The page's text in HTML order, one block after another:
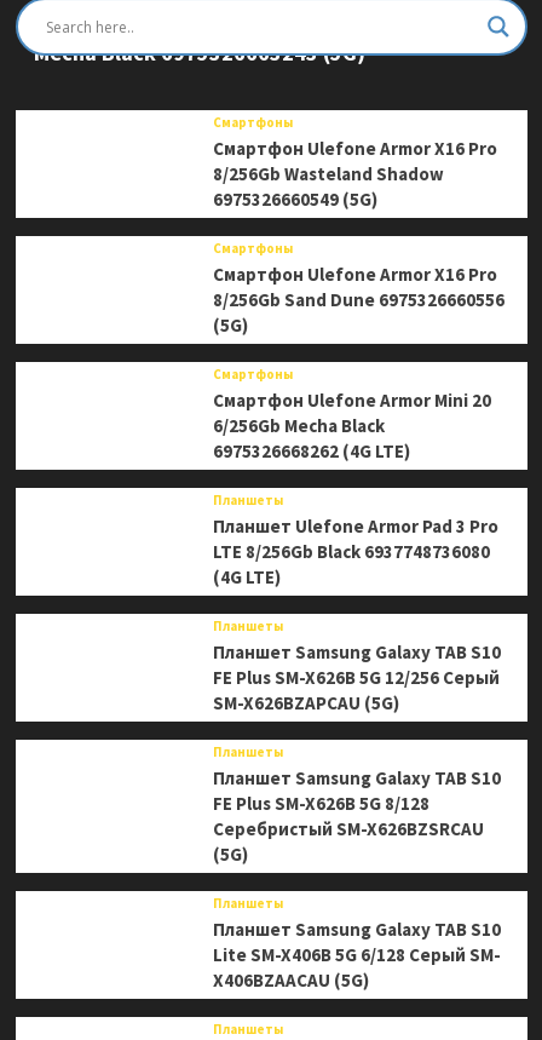
Смартфон Ulefone Armor Mini 20 Pro 8/256Gb
Mecha Black 6975326663243 (5G)
Смартфоны
Смартфон Ulefone Armor X16 Pro
8/256Gb Wasteland Shadow
6975326660549 (5G)
Смартфоны
Смартфон Ulefone Armor X16 Pro
8/256Gb Sand Dune 6975326660556
(5G)
Смартфоны
Смартфон Ulefone Armor Mini 20
6/256Gb Mecha Black
6975326668262 (4G LTE)
Планшеты
Планшет Ulefone Armor Pad 3 Pro
LTE 8/256Gb Black 6937748736080
(4G LTE)
Планшеты
Планшет Samsung Galaxy TAB S10
FE Plus SM-X626B 5G 12/256 Серый
SM-X626BZAPCAU (5G)
Планшеты
Планшет Samsung Galaxy TAB S10
FE Plus SM-X626B 5G 8/128
Серебристый SM-X626BZSRCAU
(5G)
Планшеты
Планшет Samsung Galaxy TAB S10
Lite SM-X406B 5G 6/128 Серый SM-
X406BZAACAU (5G)
Планшеты